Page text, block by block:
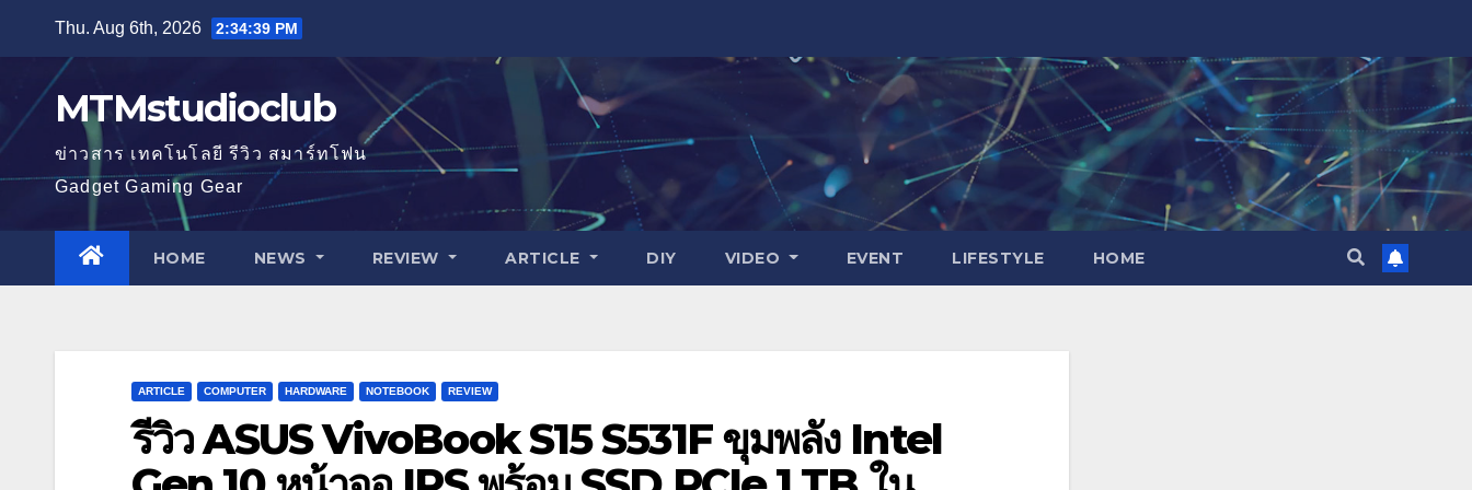
content
Thu. Aug 6th, 2026 2:34:41 PM
MTMstudioclub
ข่าวสาร เทคโนโลยี รีวิว สมาร์ทโฟน
Gadget Gaming Gear
HOME NEWS REVIEW ARTICLE DIY VIDEO EVENT LIFESTYLE HOME
ARTICLE COMPUTER HARDWARE NOTEBOOK REVIEW
รีวิว ASUS VivoBook S15 S531F ขุมพลัง Intel